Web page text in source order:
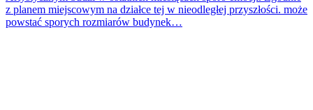
z planem miejscowym na działce tej w nieodległej przyszłości. może
powstać sporych rozmiarów budynek…